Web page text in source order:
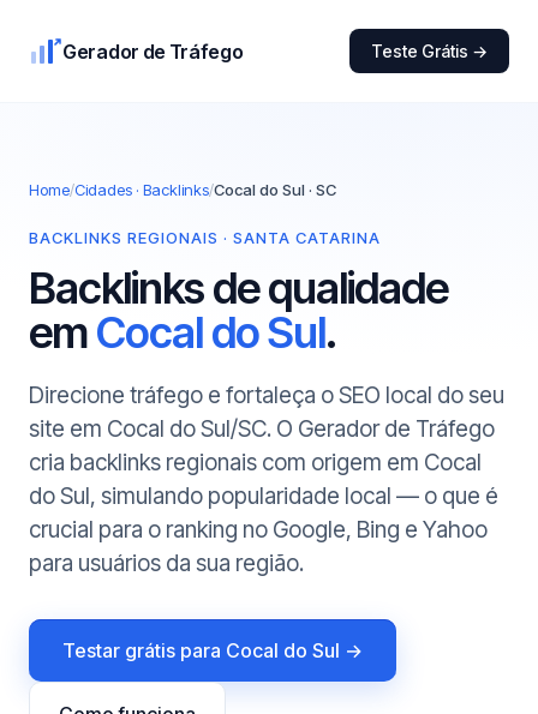
Gerador de Tráfego Teste Grátis →
Home/Cidades · Backlinks/Cocal do Sul · SC
BACKLINKS REGIONAIS · SANTA CATARINA
Backlinks de qualidade
emCocal do Sul.
Direcione tráfego e fortaleça o SEO local do seu
site em Cocal do Sul/SC. O Gerador de Tráfego
cria backlinks regionais com origem em Cocal
do Sul, simulando popularidade local — o que é
crucial para o ranking no Google, Bing e Yahoo
para usuários da sua região.
Testar grátis para Cocal do Sul →